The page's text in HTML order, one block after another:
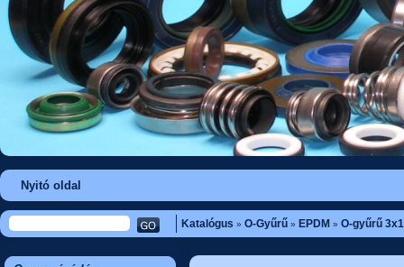
Nyitó oldal
Katalógus » O-Gyűrű » EPDM » O-gyűrű